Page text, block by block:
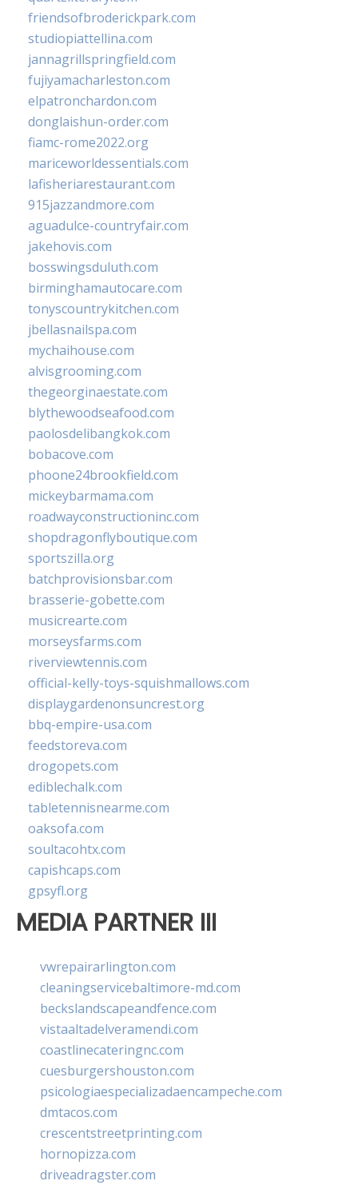
friendsofbroderickpark.com
studiopiattellina.com
jannagrillspringfield.com
fujiyamacharleston.com
elpatronchardon.com
donglaishun-order.com
fiamc-rome2022.org
mariceworldessentials.com
lafisheriarestaurant.com
915jazzandmore.com
aguadulce-countryfair.com
jakehovis.com
bosswingsduluth.com
birminghamautocare.com
tonyscountrykitchen.com
jbellasnailspa.com
mychaihouse.com
alvisgrooming.com
thegeorginaestate.com
blythewoodseafood.com
paolosdelibangkok.com
bobacove.com
phoone24brookfield.com
mickeybarmama.com
roadwayconstructioninc.com
shopdragonflyboutique.com
sportszilla.org
batchprovisionsbar.com
brasserie-gobette.com
musicrearte.com
morseysfarms.com
riverviewtennis.com
official-kelly-toys-squishmallows.com
displaygardenonsuncrest.org
bbq-empire-usa.com
feedstoreva.com
drogopets.com
ediblechalk.com
tabletennisnearme.com
oaksofa.com
soultacohtx.com
capishcaps.com
gpsyfl.org
MEDIA PARTNER III
vwrepairarlington.com
cleaningservicebaltimore-md.com
beckslandscapeandfence.com
vistaaltadelveramendi.com
coastlinecateringnc.com
cuesburgershouston.com
psicologiaespecializadaencampeche.com
dmtacos.com
crescentstreetprinting.com
hornopizza.com
driveadragster.com